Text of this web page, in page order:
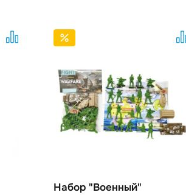
Набор "Военный"